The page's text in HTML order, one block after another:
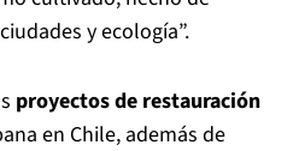
y ecología”.
proyectos de restauración
en Chile, además de